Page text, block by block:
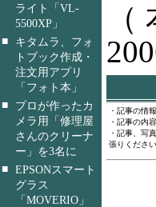
ライト「VL-
5500XP」
■
キタムラ、フォ
トブック作成・
注文用アプリ
「フォト本」
■
プロが作ったカ
メラ用「修理屋
さんのクリーナ
ー」を3名に
■ EPSONスマート
グラス
「MOVERIO」
・記事の情
・記事の内
・記事、写
張りくださ